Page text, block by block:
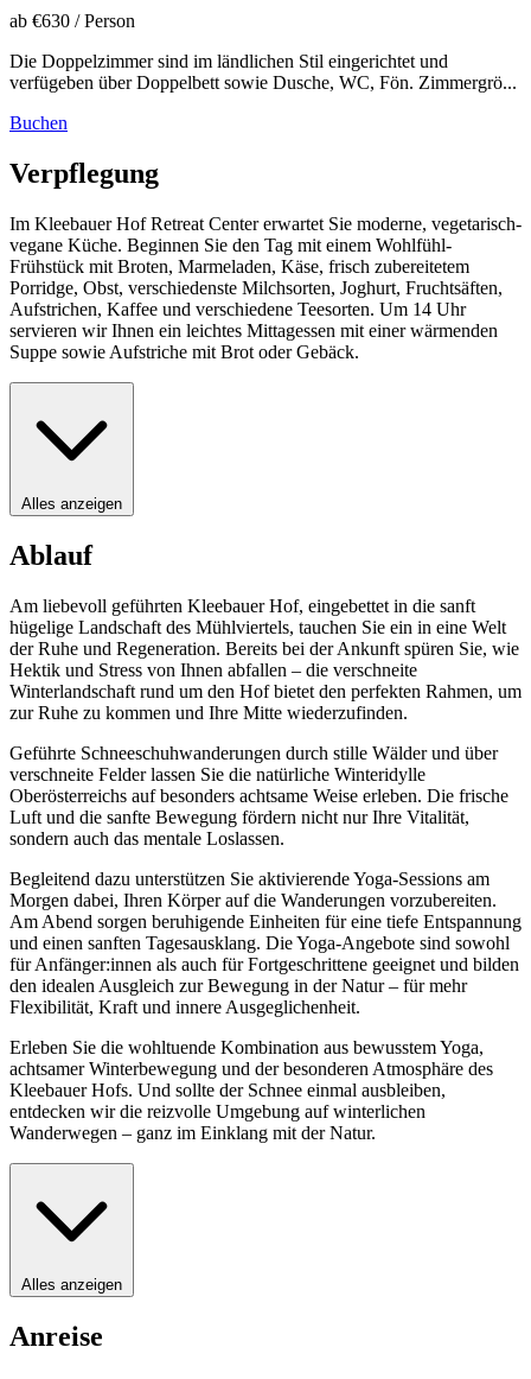
ab €630 / Person
Die Doppelzimmer sind im ländlichen Stil eingerichtet und
verfügeben über Doppelbett sowie Dusche, WC, Fön. Zimmergrö...
Buchen
Verpflegung
Im Kleebauer Hof Retreat Center erwartet Sie moderne, vegetarisch-
vegane Küche. Beginnen Sie den Tag mit einem Wohlfühl-
Frühstück mit Broten, Marmeladen, Käse, frisch zubereitetem
Porridge, Obst, verschiedenste Milchsorten, Joghurt, Fruchtsäften,
Aufstrichen, Kaffee und verschiedene Teesorten. Um 14 Uhr
servieren wir Ihnen ein leichtes Mittagessen mit einer wärmenden
Suppe sowie Aufstriche mit Brot oder Gebäck.
Alles anzeigen
Ablauf
Am liebevoll geführten Kleebauer Hof, eingebettet in die sanft
hügelige Landschaft des Mühlviertels, tauchen Sie ein in eine Welt
der Ruhe und Regeneration. Bereits bei der Ankunft spüren Sie, wie
Hektik und Stress von Ihnen abfallen – die verschneite
Winterlandschaft rund um den Hof bietet den perfekten Rahmen, um
zur Ruhe zu kommen und Ihre Mitte wiederzufinden.
Geführte Schneeschuhwanderungen durch stille Wälder und über
verschneite Felder lassen Sie die natürliche Winteridylle
Oberösterreichs auf besonders achtsame Weise erleben. Die frische
Luft und die sanfte Bewegung fördern nicht nur Ihre Vitalität,
sondern auch das mentale Loslassen.
Begleitend dazu unterstützen Sie aktivierende Yoga-Sessions am
Morgen dabei, Ihren Körper auf die Wanderungen vorzubereiten.
Am Abend sorgen beruhigende Einheiten für eine tiefe Entspannung
und einen sanften Tagesausklang. Die Yoga-Angebote sind sowohl
für Anfänger:innen als auch für Fortgeschrittene geeignet und bilden
den idealen Ausgleich zur Bewegung in der Natur – für mehr
Flexibilität, Kraft und innere Ausgeglichenheit.
Erleben Sie die wohltuende Kombination aus bewusstem Yoga,
achtsamer Winterbewegung und der besonderen Atmosphäre des
Kleebauer Hofs. Und sollte der Schnee einmal ausbleiben,
entdecken wir die reizvolle Umgebung auf winterlichen
Wanderwegen – ganz im Einklang mit der Natur.
Alles anzeigen
Anreise